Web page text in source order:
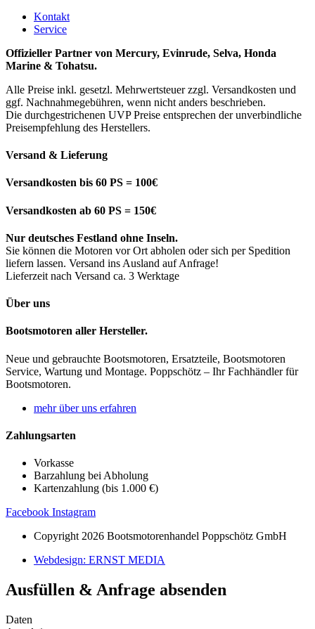
Kontakt
Service
Offizieller Partner von Mercury, Evinrude, Selva, Honda
Marine & Tohatsu.
Alle Preise inkl. gesetzl. Mehrwertsteuer zzgl. Versandkosten und
ggf. Nachnahmegebühren, wenn nicht anders beschrieben.
Die durchgestrichenen UVP Preise entsprechen der unverbindliche
Preisempfehlung des Herstellers.
Versand & Lieferung
Versandkosten bis 60 PS = 100€
Versandkosten ab 60 PS = 150€
Nur deutsches Festland ohne Inseln.
Sie können die Motoren vor Ort abholen oder sich per Spedition
liefern lassen. Versand ins Ausland auf Anfrage!
Lieferzeit nach Versand ca. 3 Werktage
Über uns
Bootsmotoren aller Hersteller.
Neue und gebrauchte Bootsmotoren, Ersatzteile, Bootsmotoren
Service, Wartung und Montage. Poppschötz – Ihr Fachhändler für
Bootsmotoren.
mehr über uns erfahren
Zahlungsarten
Vorkasse
Barzahlung bei Abholung
Kartenzahlung (bis 1.000 €)
Facebook Instagram
Copyright 2026 Bootsmotorenhandel Poppschötz GmbH
Webdesign: ERNST MEDIA
Ausfüllen & Anfrage absenden
Daten